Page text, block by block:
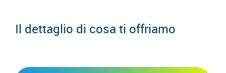
Il dettaglio di cosa ti offriamo